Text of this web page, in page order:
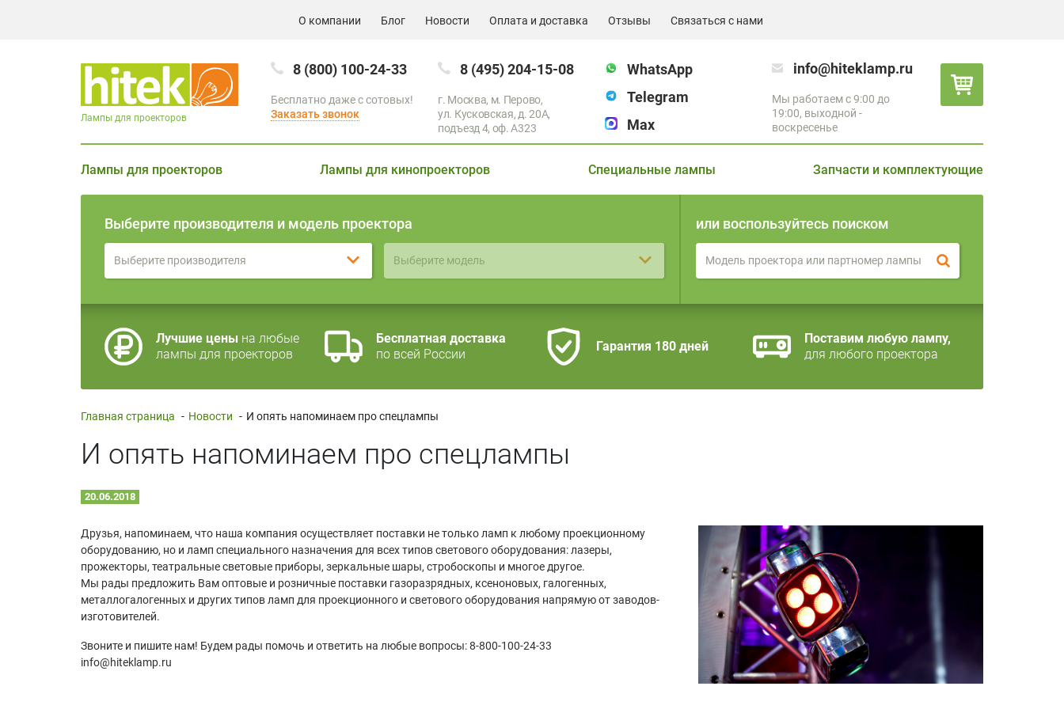
О компании Блог Новости Оплата и доставка Отзывы Связаться с нами
8 (800) 100-24-33
Бесплатно даже с сотовых!
Заказать звонок
8 (495) 204-15-08
г. Москва, м. Перово,
ул. Кусковская, д. 20А,
подъезд 4, оф. A323
WhatsApp
Telegram
Max
info@hiteklamp.ru
Мы работаем с 9:00 до
19:00, выходной -
воскресенье
Лампы для проекторов
Лампы для проекторов Лампы для кинопроекторов Специальные лампы Запчасти и комплектующие
Выберите производителя и модель проектора
Выберите производителя Выберите модель
или воспользуйтесь поиском
Лучшие цены на любые
лампы для проекторов
Бесплатная доставка
по всей России
Гарантия 180 дней
Поставим любую лампу,
для любого проектора
Главная страница - Новости - И опять напоминаем про спецлампы
И опять напоминаем про спецлампы
20.06.2018
Друзья, напоминаем, что наша компания осуществляет поставки не только ламп к любому проекционному
оборудованию, но и ламп специального назначения для всех типов светового оборудования: лазеры,
прожекторы, театральные световые приборы, зеркальные шары, стробоскопы и многое другое.
Мы рады предложить Вам оптовые и розничные поставки газоразрядных, ксеноновых, галогенных,
металлогалогенных и других типов ламп для проекционного и светового оборудования напрямую от заводов-
изготовителей.
Звоните и пишите нам! Будем рады помочь и ответить на любые вопросы: 8-800-100-24-33
info@hiteklamp.ru